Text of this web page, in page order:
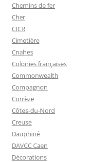
Chemins de fer
Cher
CICR
Cimetière
Cnahes
Colonies françaises
Commonwealth
Compagnon
Corrèze
Côtes-du-Nord
Creuse
Dauphiné
DAVCC Caen
Décorations